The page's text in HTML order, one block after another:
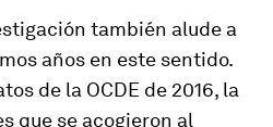
también alude a
años en este sentido.
de la OCDE de 2016, la
que se acogieron al